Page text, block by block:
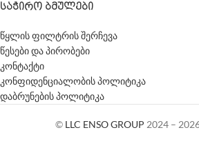
ᲡᲐᲭᲘᲠᲝ ᲑᲛᲣᲚᲔᲑᲘ
წყლის ფილტრის შერჩევა
წესები და პირობები
კონტაქტი
კონფიდენციალობის პოლიტიკა
დაბრუნების პოლიტიკა
© LLC ENSO GROUP 2024 –